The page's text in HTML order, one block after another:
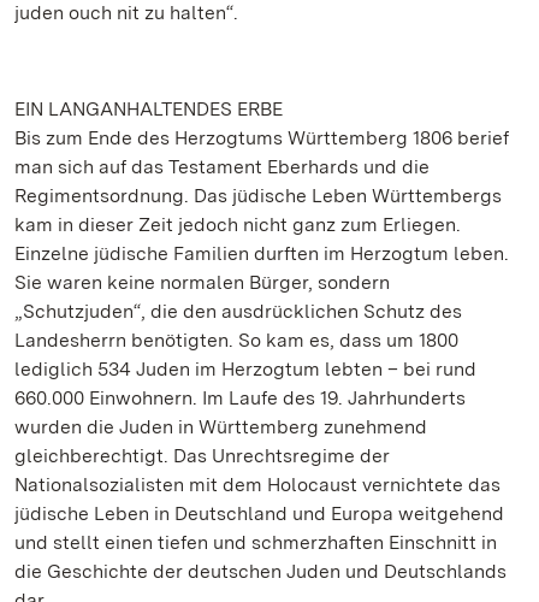
juden ouch nit zu halten“.
EIN LANGANHALTENDES ERBE
Bis zum Ende des Herzogtums Württemberg 1806 berief
man sich auf das Testament Eberhards und die
Regimentsordnung. Das jüdische Leben Württembergs
kam in dieser Zeit jedoch nicht ganz zum Erliegen.
Einzelne jüdische Familien durften im Herzogtum leben.
Sie waren keine normalen Bürger, sondern
„Schutzjuden“, die den ausdrücklichen Schutz des
Landesherrn benötigten. So kam es, dass um 1800
lediglich 534 Juden im Herzogtum lebten – bei rund
660.000 Einwohnern. Im Laufe des 19. Jahrhunderts
wurden die Juden in Württemberg zunehmend
gleichberechtigt. Das Unrechtsregime der
Nationalsozialisten mit dem Holocaust vernichtete das
jüdische Leben in Deutschland und Europa weitgehend
und stellt einen tiefen und schmerzhaften Einschnitt in
die Geschichte der deutschen Juden und Deutschlands